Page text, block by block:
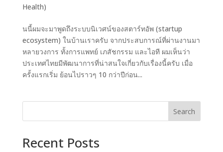
Health)
นนี้ผมจะมาพูดถึงระบบนิเวศน์ของสตาร์ทอัพ (startup
ecosystem) ในบ้านเราครับ จากประสบการณ์ที่ผ่านงานมา
หลายวงการ ทั้งการแพทย์ เภสัชกรรม และไอที ผมเห็นว่า
ประเทศไทยมีพัฒนาการที่น่าสนใจเกี่ยวกับเรื่องนี้ครับ เมื่อ
ครั้งแรกเริ่ม ย้อนไปราวๆ 10 กว่าปีก่อน...
Search
Recent Posts